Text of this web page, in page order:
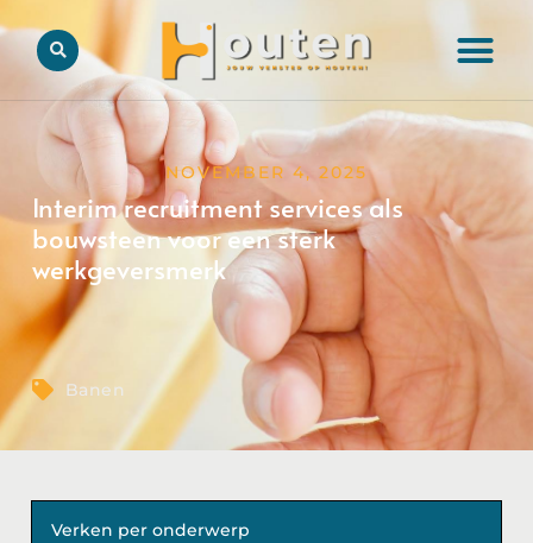
NOVEMBER 4, 2025
Interim recruitment services als
bouwsteen voor een sterk
werkgeversmerk
Banen
Verken per onderwerp